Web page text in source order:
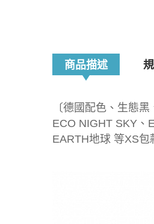
商品描述
〔德國配色、生態
ECO NIGHT SKY、
EARTH地球 等XS包